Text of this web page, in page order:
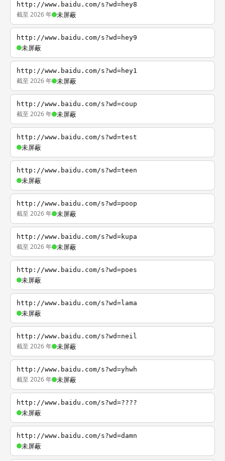
http://www.baidu.com/s?wd=hey8
截至 2026 年 未屏蔽
http://www.baidu.com/s?wd=hey9
未屏蔽
http://www.baidu.com/s?wd=hey1
截至 2026 年 未屏蔽
http://www.baidu.com/s?wd=coup
截至 2026 年 未屏蔽
http://www.baidu.com/s?wd=test
未屏蔽
http://www.baidu.com/s?wd=teen
未屏蔽
http://www.baidu.com/s?wd=poop
截至 2026 年 未屏蔽
http://www.baidu.com/s?wd=kupa
截至 2026 年 未屏蔽
http://www.baidu.com/s?wd=poes
未屏蔽
http://www.baidu.com/s?wd=lama
未屏蔽
http://www.baidu.com/s?wd=neil
截至 2026 年 未屏蔽
http://www.baidu.com/s?wd=yhwh
截至 2026 年 未屏蔽
http://www.baidu.com/s?wd=????
未屏蔽
http://www.baidu.com/s?wd=damn
未屏蔽